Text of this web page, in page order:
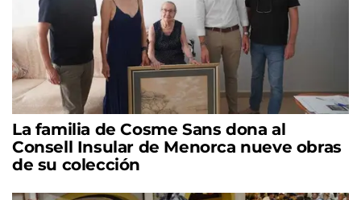
La familia de Cosme Sans dona al
Consell Insular de Menorca nueve obras
de su colección